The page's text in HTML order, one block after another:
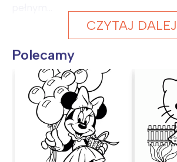
CZYTAJ DALEJ
Polecamy